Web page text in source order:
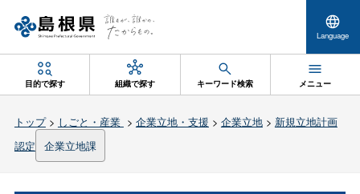
Language
目的で探す 組織で探す キーワード検索 メニュー
トップ> しごと・産業 > 企業立地・支援 > 企業立地> 新規立地計画
認定
企業立地課